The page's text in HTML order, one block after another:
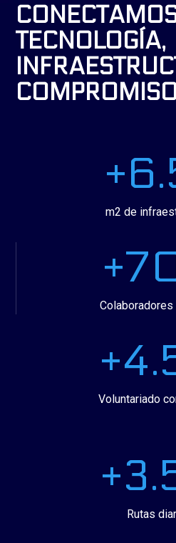
TECNOLOGÍA,
m2 de
Voluntariado
Rutas